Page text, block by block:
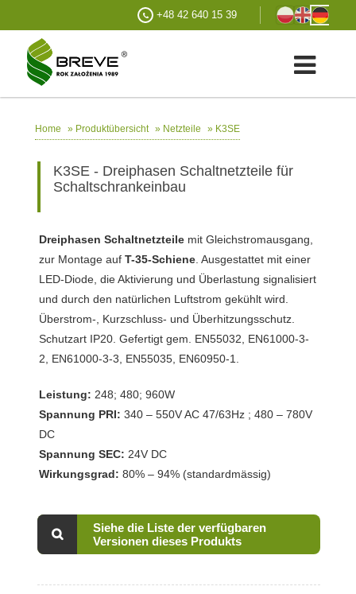
+48 42 640 15 39
Home » Produktübersicht » Netzteile » K3SE
K3SE - Dreiphasen Schaltnetzteile für
Schaltschrankeinbau
Dreiphasen Schaltnetzteile mit Gleichstromausgang,
zur Montage aufT-35-Schiene. Ausgestattet mit einer
LED-Diode, die Aktivierung und Überlastung signalisiert
und durch den natürlichen Luftstrom gekühlt wird.
Überstrom-, Kurzschluss- und Überhitzungsschutz.
Schutzart IP20. Gefertigt gem. EN55032, EN61000-3-
2, EN61000-3-3, EN55035, EN60950-1.
Leistung: 248; 480; 960W
Spannung PRI: 340 – 550V AC 47/63Hz ; 480 – 780V
DC
Spannung SEC: 24V DC
Wirkungsgrad: 80% – 94% (standardmässig)
Siehe die Liste der verfügbaren
Versionen dieses Produkts